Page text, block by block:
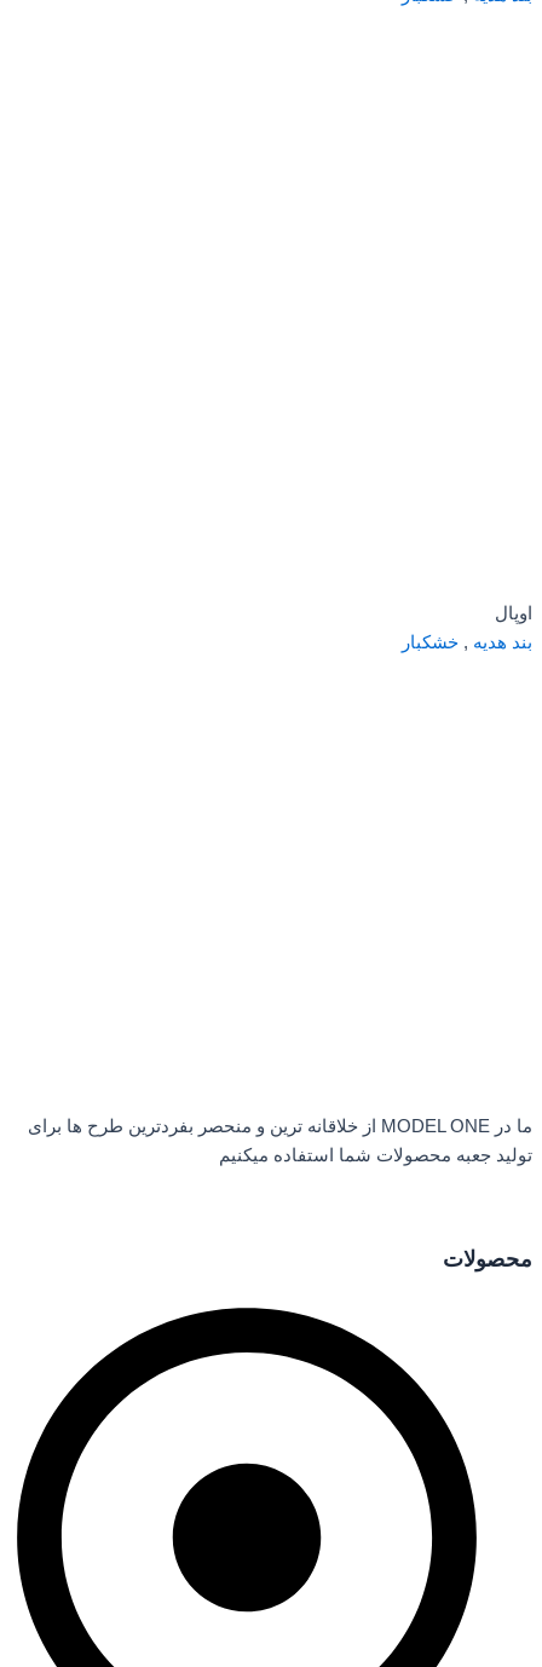
اوپال
بند هدیه , خشکبار
ما در MODEL ONE از خلاقانه ترین و منحصر بفردترین طرح ها برای
تولید جعبه محصولات شما استفاده میکنیم
محصولات